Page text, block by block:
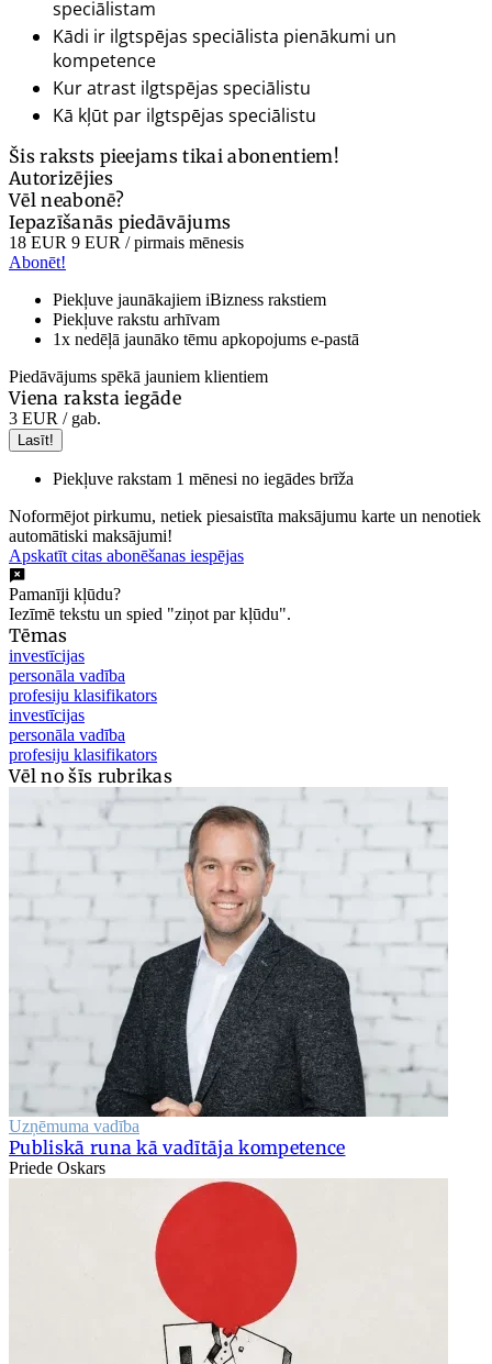
speciālistam
Kādi ir ilgtspējas speciālista pienākumi un
kompetence
Kur atrast ilgtspējas speciālistu
Kā kļūt par ilgtspējas speciālistu
Šis raksts pieejams tikai abonentiem!
Autorizējies
Vēl neabonē?
Iepazīšanās piedāvājums
18 EUR 9 EUR / pirmais mēnesis
Abonēt!
Piekļuve jaunākajiem iBizness rakstiem
Piekļuve rakstu arhīvam
1x nedēļā jaunāko tēmu apkopojums e-pastā
Piedāvājums spēkā jauniem klientiem
Viena raksta iegāde
3 EUR / gab.
Lasīt!
Piekļuve rakstam 1 mēnesi no iegādes brīža
Noformējot pirkumu, netiek piesaistīta maksājumu karte un nenotiek
automātiski maksājumi!
Apskatīt citas abonēšanas iespējas
Pamanīji kļūdu?
Iezīmē tekstu un spied "ziņot par kļūdu".
Tēmas
investīcijas
personāla vadība
profesiju klasifikators
investīcijas
personāla vadība
profesiju klasifikators
Vēl no šīs rubrikas
Uzņēmuma vadība
Publiskā runa kā vadītāja kompetence
Priede Oskars